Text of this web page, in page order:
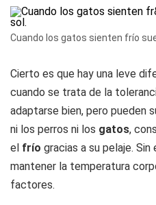
Cuando los gatos sienten frío
Cierto es que hay una leve
cuando se trata de la
adaptarse bien, pero pueden
ni los perros ni los gatos,
el frío gracias a su pelaje.
mantener la temperatura
factores.